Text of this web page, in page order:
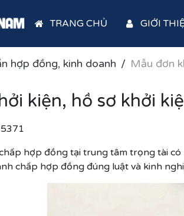
TRANG CHỦ GIỚI
hợp đồng, kinh doanh Mẫu đơn
kiện, hồ sơ khởi
5371
hợp đồng tại trung tâm trọng tài
chấp hợp đồng đúng luật và kinh